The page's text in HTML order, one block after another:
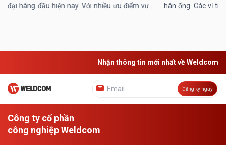
đại hàng đầu hiện nay. Với nhiều ưu điểm vượt
hàn ống. Các vị trí
Nhận thông tin mới nhất về Weldcom
Đăng ký ngay
Công ty cổ phần
công nghiệp Weldcom